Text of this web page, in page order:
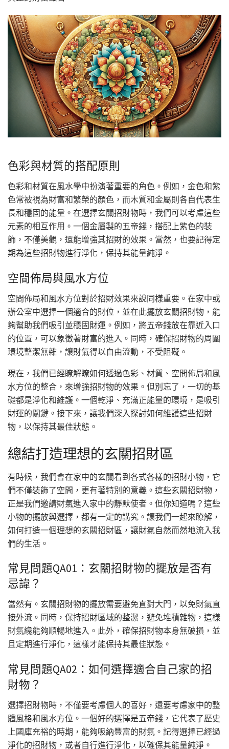
色彩與材質的搭配原則
色彩和材質在風水學中扮演著重要的角色。例如，金色和紫
色常被視為財富和繁榮的顏色，而木質和金屬則各自代表生
長和穩固的能量。在選擇玄關招財物時，我們可以考慮這些
元素的相互作用。一個金屬製的五帝錢，搭配上紫色的裝
飾，不僅美觀，還能增強其招財的效果。當然，也要記得定
期為這些招財物進行淨化，保持其能量純淨。
空間佈局與風水方位
空間佈局和風水方位對於招財效果來說同樣重要。在家中或
辦公室中選擇一個適合的財位，並在此擺放玄關招財物，能
夠幫助我們吸引並穩固財運。例如，將五帝錢放在靠近入口
的位置，可以象徵著財富的進入。同時，確保招財物的周圍
環境整潔無雜，讓財氣得以自由流動，不受阻礙。
現在，我們已經瞭解瞭如何透過色彩、材質、空間佈局和風
水方位的整合，來增強招財物的效果。但別忘了，一切的基
礎都是淨化和維護。一個乾淨、充滿正能量的環境，是吸引
財運的關鍵。接下來，讓我們深入探討如何維護這些招財
物，以保持其最佳狀態。
總結打造理想的玄關招財區
有時候，我們會在家中的玄關看到各式各樣的招財小物，它
們不僅裝飾了空間，更有著特別的意義。這些玄關招財物，
正是我們邀請財氣進入家中的靜默使者。但你知道嗎？這些
小物的擺放與選擇，都有一定的講究。讓我們一起來瞭解，
如何打造一個理想的玄關招財區，讓財氣自然而然地流入我
們的生活。
常見問題QA01：玄關招財物的擺放是否有
忌諱？
當然有。玄關招財物的擺放需要避免直對大門，以免財氣直
接外流。同時，保持招財區域的整潔，避免堆積雜物，這樣
財氣纔能夠順暢地進入。此外，確保招財物本身無破損，並
且定期進行淨化，這樣才能保持其最佳狀態。
常見問題QA02：如何選擇適合自己家的招
財物？
選擇招財物時，不僅要考慮個人的喜好，還要考慮家中的整
體風格和風水方位。一個好的選擇是五帝錢，它代表了歷史
上國庫充裕的時期，能夠吸納豐富的財氣。記得選擇已經過
淨化的招財物，或者自行進行淨化，以確保其能量純淨。